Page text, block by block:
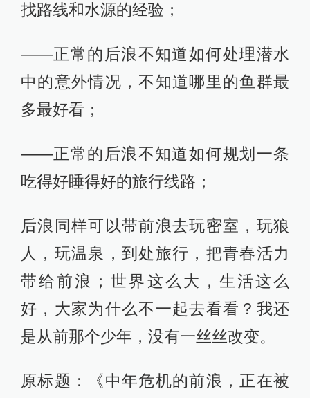
找路线和水源的经验；
——正常的后浪不知道如何处理潜水
中的意外情况，不知道哪里的鱼群最
多最好看；
——正常的后浪不知道如何规划一条
吃得好睡得好的旅行线路；
后浪同样可以带前浪去玩密室，玩狼
人，玩温泉，到处旅行，把青春活力
带给前浪；世界这么大，生活这么
好，大家为什么不一起去看看？我还
是从前那个少年，没有一丝丝改变。
原标题：《中年危机的前浪，正在被